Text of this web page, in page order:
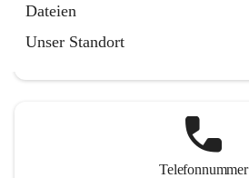
Dateien
Unser Standort
Telefonnummer